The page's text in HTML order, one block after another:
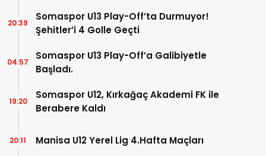
Somaspor U13 Play-Off’ta Durmuyor!
Şehitler’i 4 Golle Geçti
20:39
Somaspor U13 Play-Off’a Galibiyetle
Başladı.
04:57
Somaspor U12, Kırkağaç Akademi FK ile
Berabere Kaldı
19:20
Manisa U12 Yerel Lig 4.Hafta Maçları
20:11